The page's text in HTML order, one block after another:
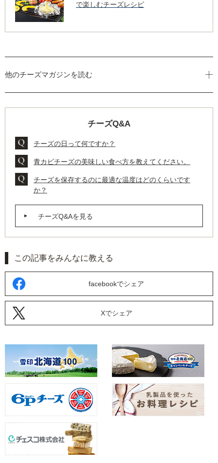
で楽しむチーズレシピ
他のチーズマガジンを読む
チーズQ&A
チーズの日って何ですか？
青カビチーズの美味しい食べ方を教えてください。
チーズを保存するのに最適な温度はどのくらいです
か？
チーズQ&Aを見る
この記事をみんなに教える
facebookでシェア
Xでシェア